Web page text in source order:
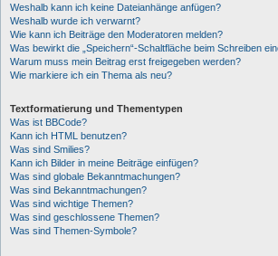
Weshalb kann ich keine Dateianhänge anfügen?
Weshalb wurde ich verwarnt?
Wie kann ich Beiträge den Moderatoren melden?
Was bewirkt die „Speichern“-Schaltfläche beim Schreiben
Warum muss mein Beitrag erst freigegeben werden?
Wie markiere ich ein Thema als neu?
Textformatierung und Thementypen
Was ist BBCode?
Kann ich HTML benutzen?
Was sind Smilies?
Kann ich Bilder in meine Beiträge einfügen?
Was sind globale Bekanntmachungen?
Was sind Bekanntmachungen?
Was sind wichtige Themen?
Was sind geschlossene Themen?
Was sind Themen-Symbole?